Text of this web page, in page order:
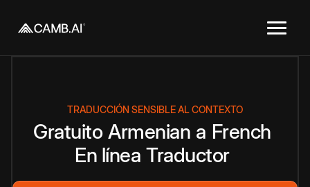
TRADUCCIÓN SENSIBLE AL CONTEXTO
Gratuito Armenian a French
En línea Traductor